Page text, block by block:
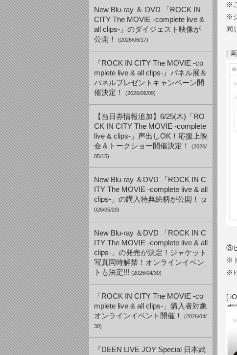
New Blu-ray ＆ DVD 「ROCK IN
CITY The MOVIE -complete live &
all clips-」のダイジェスト映像が
公開！
(2026/06/17)
『ROCK IN CITY The MOVIE -co
mplete live & all clips-』パネル展＆
パネルプレゼントキャンペーン開
催決定！
(2026/06/09)
【当日券情報追加】6/25(木)「RO
CK IN CITY The MOVIE -complete
live & clips-」声出しOK！応援上映
会＆トークショー開催決定！
(2026/
05/15)
New Blu-ray ＆DVD 「ROCK IN C
ITY The MOVIE -complete live & all
clips-」の購入特典絵柄が公開！
(2
026/05/20)
New Blu-ray ＆DVD 「ROCK IN C
ITY The MOVIE -complete live & all
clips-」の発売が決定！ジャケット
写真同時解禁！オンラインイベン
トも決定!!! (2026/04/30)
「ROCK IN CITY The MOVIE -co
mplete live & all clips-」購入者対象
オンラインイベント開催！
(2026/04/
30)
『DEEN LIVE JOY Special 日本武
※
※
同
[
③
※
※
[